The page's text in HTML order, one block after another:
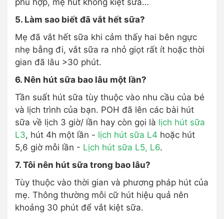
5. Làm sao biết đã vắt hết sữa?
Mẹ đã vắt hết sữa khi cảm thấy hai bên ngực
nhẹ bẫng đi, vắt sữa ra nhỏ giọt rất ít hoặc thời
gian đã lâu >30 phút.
6. Nên hút sữa bao lâu một lần?
Tần suất hút sữa tùy thuộc vào nhu cầu của bé
và lịch trình của bạn. POH đã lên các bài hút
sữa về lịch 3 giờ/ lần hay còn gọi là lịch hút sữa
L3, hút 4h một lần - lịch hút sữa L4 hoặc hút
5,6 giờ mỗi lần - Lịch hút sữa L5, L6.
7. Tôi nên hút sữa trong bao lâu?
Tùy thuộc vào thời gian và phương pháp hút của
mẹ. Thông thường mỗi cữ hút hiệu quả nên
khoảng 30 phút để vắt kiệt sữa.